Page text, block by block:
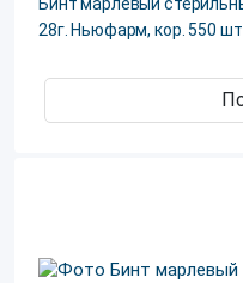
28г. Ньюфарм, кор. 550